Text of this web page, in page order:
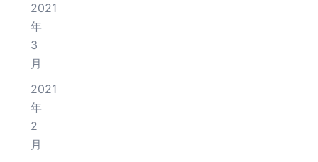
2021
年
3
月
2021
年
2
月